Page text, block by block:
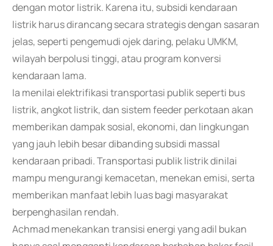
dengan motor listrik. Karena itu, subsidi kendaraan
listrik harus dirancang secara strategis dengan sasaran
jelas, seperti pengemudi ojek daring, pelaku UMKM,
wilayah berpolusi tinggi, atau program konversi
kendaraan lama.
Ia menilai elektrifikasi transportasi publik seperti bus
listrik, angkot listrik, dan sistem feeder perkotaan akan
memberikan dampak sosial, ekonomi, dan lingkungan
yang jauh lebih besar dibanding subsidi massal
kendaraan pribadi. Transportasi publik listrik dinilai
mampu mengurangi kemacetan, menekan emisi, serta
memberikan manfaat lebih luas bagi masyarakat
berpenghasilan rendah.
Achmad menekankan transisi energi yang adil bukan